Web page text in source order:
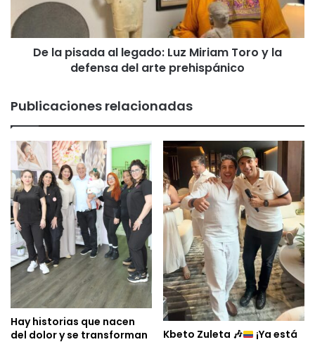
Miriam
Toro
y
prehispánico
De la pisada al legado: Luz Miriam Toro y la
defensa del arte prehispánico
Publicaciones relacionadas
Hay historias que nacen
del dolor y se transforman
Kbeto Zuleta 🎶
¡Ya está